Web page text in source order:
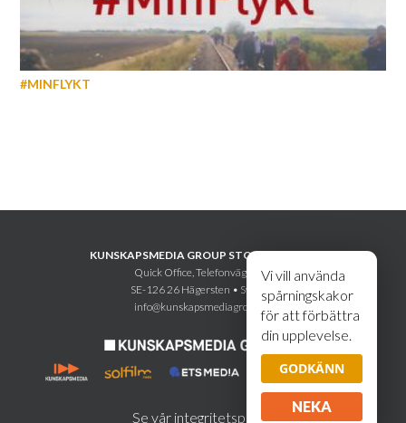
Vi vill använda
spårningskakor
för att förbättra
din upplevelse.
GODKÄNN
NEKA
#MINFLYKT
KUNSKAPSMEDIA GROUP STOCKHOLM AB
Quick Office, Telefonvägen 30
SE-126 26 Hägersten • Sweden
info@kunskapsmediagroup.se
Se vår integritetspolicy